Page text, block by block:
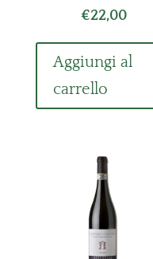
€22,00
Aggiungi al
carrello